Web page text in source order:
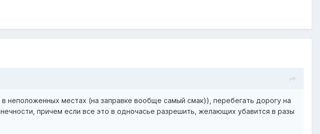
неположенных местах (на заправке вообще самый смак)), перебегать дорогу на
причем если все это в одночасье разрешить, желающих убавится в разы